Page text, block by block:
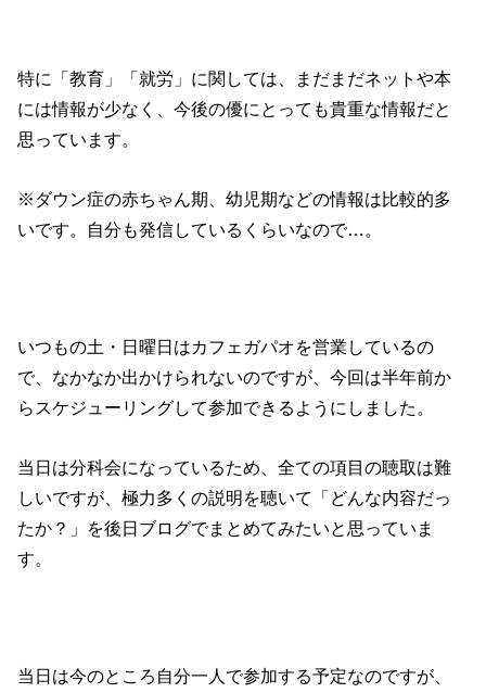
特に「教育」「就労」に関しては、まだまだネットや本
には情報が少なく、今後の優にとっても貴重な情報だと
思っています。
※ダウン症の赤ちゃん期、幼児期などの情報は比較的多
いです。自分も発信しているくらいなので…。
いつもの土・日曜日はカフェガパオを営業しているの
で、なかなか出かけられないのですが、今回は半年前か
らスケジューリングして参加できるようにしました。
当日は分科会になっているため、全ての項目の聴取は難
しいですが、極力多くの説明を聴いて「どんな内容だっ
たか？」を後日ブログでまとめてみたいと思っていま
す。
当日は今のところ自分一人で参加する予定なのですが、